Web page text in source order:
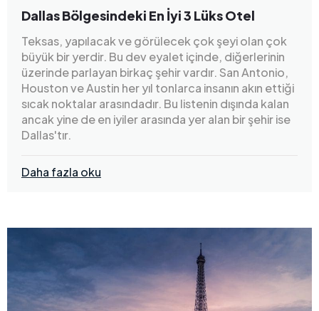
Dallas Bölgesindeki En İyi 3 Lüks Otel
Teksas, yapılacak ve görülecek çok şeyi olan çok
büyük bir yerdir. Bu dev eyalet içinde, diğerlerinin
üzerinde parlayan birkaç şehir vardır. San Antonio,
Houston ve Austin her yıl tonlarca insanın akın ettiği
sıcak noktalar arasındadır. Bu listenin dışında kalan
ancak yine de en iyiler arasında yer alan bir şehir ise
Dallas'tır.
Daha fazla oku